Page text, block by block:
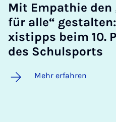
Mit Em­pa­thie
für al­le“
xis­tipps beim 10.
des Schul­sports
Mehr erfahren